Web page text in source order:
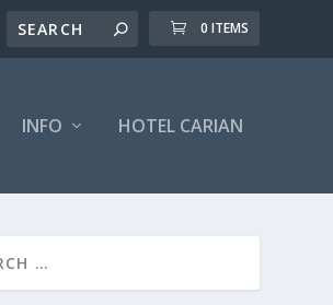
0 ITEMS
INFO HOTEL CARIAN